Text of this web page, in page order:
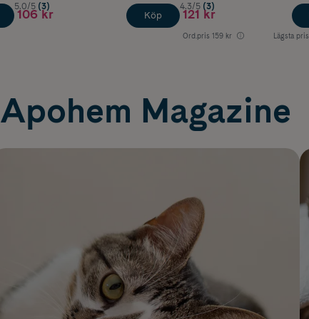
5.0/5 (3)
106 kr Köp
4.3/5 (3)
121 kr
Ord.pris 159 kr Lägsta pris
Apohem Magazine